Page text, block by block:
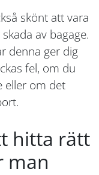
skönt att vara
av bagage.
denna ger dig
fel, om du
eller om det
hitta rätt
man